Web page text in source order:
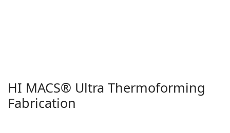
HI MACS® Ultra Thermoforming
Fabrication